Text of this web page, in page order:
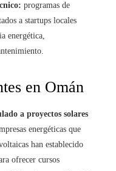
programas de
a startups locales
energética,
en Omán
a proyectos solares
energéticas que
han establecido
ofrecer cursos